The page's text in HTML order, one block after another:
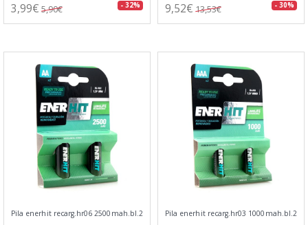
3,99€ 5,90€ - 32% 9,52€ 13,53€ - 30%
Pila enerhit recarg.hr06 2500mah.bl.2 Pila enerhit recarg.hr03 1000mah.bl.2